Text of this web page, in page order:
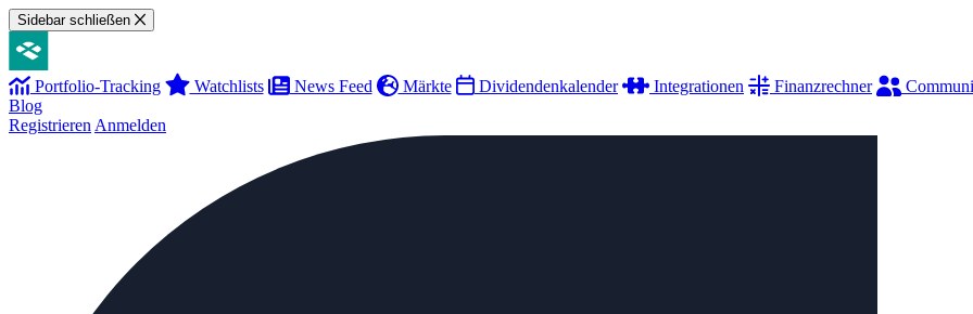
Sidebar schließen
Portfolio-Tracking Watchlists News Feed Märkte Dividendenkalender Integrationen Finanzrechner
Blog
Registrieren Anmelden